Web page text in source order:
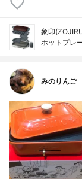
象印
ホットプレ
みのりんご